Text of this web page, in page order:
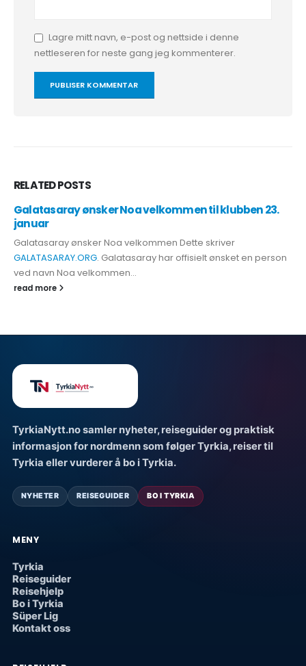
Lagre mitt navn, e-post og nettside i denne
nettleseren for neste gang jeg kommenterer.
RELATEDPOSTS
Galatasaray ønsker Noa velkommen til klubben 23.
januar
Galatasaray ønsker Noa velkommen Dette skriver
GALATASARAY.ORG. Galatasaray har offisielt ønsket en person
ved navn Noa velkommen...
read more
TyrkiaNytt.no samler nyheter, reiseguider og praktisk
informasjon for nordmenn som følger Tyrkia, reiser til
Tyrkia eller vurderer å bo i Tyrkia.
NYHETER REISEGUIDER BO I TYRKIA
MENY
Tyrkia
Reiseguider
Reisehjelp
Bo i Tyrkia
Süper Lig
Kontakt oss